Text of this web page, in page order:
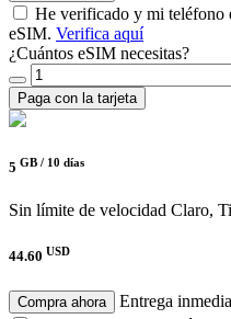
He verificado y mi teléfono
eSIM. Verifica aquí
¿Cuántos eSIM necesitas?
Paga con la tarjeta
5 GB / 10 días
Sin límite de velocidad Claro,
44.60 USD
Compra ahora
Entrega